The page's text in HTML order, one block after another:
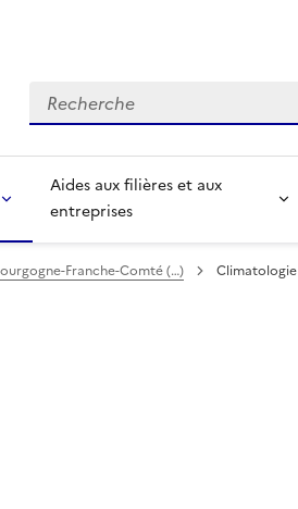
Recherche
Aides aux filières et aux
entreprises
Franche-Comté (…) Climatologie